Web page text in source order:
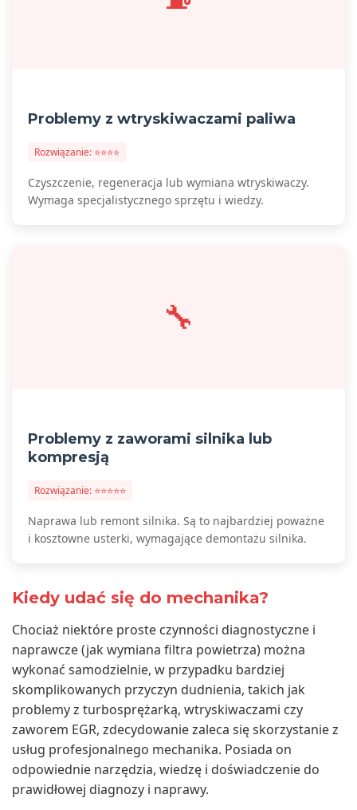
Problemy z wtryskiwaczami paliwa
Rozwiązanie: ⭐⭐⭐⭐
Czyszczenie, regeneracja lub wymiana wtryskiwaczy.
Wymaga specjalistycznego sprzętu i wiedzy.
🔧
Problemy z zaworami silnika lub
kompresją
Rozwiązanie: ⭐⭐⭐⭐⭐
Naprawa lub remont silnika. Są to najbardziej poważne
i kosztowne usterki, wymagające demontażu silnika.
Kiedy udać się do mechanika?
Chociaż niektóre proste czynności diagnostyczne i
naprawcze (jak wymiana filtra powietrza) można
wykonać samodzielnie, w przypadku bardziej
skomplikowanych przyczyn dudnienia, takich jak
problemy z turbosprężarką, wtryskiwaczami czy
zaworem EGR, zdecydowanie zaleca się skorzystanie z
usług profesjonalnego mechanika. Posiada on
odpowiednie narzędzia, wiedzę i doświadczenie do
prawidłowej diagnozy i naprawy.